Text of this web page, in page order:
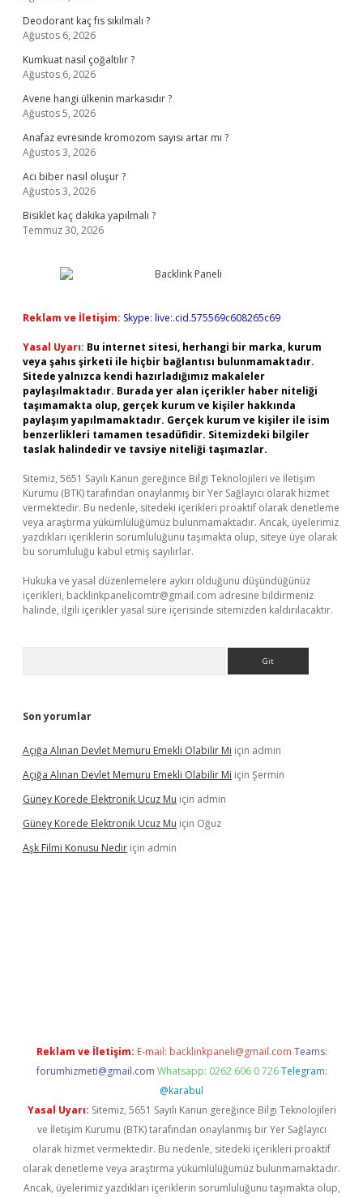
Deodorant kaç fıs sıkılmalı ?
Ağustos 6, 2026
Kumkuat nasıl çoğaltılır ?
Ağustos 6, 2026
Avene hangi ülkenin markasıdır ?
Ağustos 5, 2026
Anafaz evresinde kromozom sayısı artar mı ?
Ağustos 3, 2026
Acı biber nasıl oluşur ?
Ağustos 3, 2026
Bisiklet kaç dakika yapılmalı ?
Temmuz 30, 2026
Reklam ve İletişim: Skype: live:.cid.575569c608265c69
Yasal Uyarı: Bu internet sitesi, herhangi bir marka, kurum
veya şahıs şirketi ile hiçbir bağlantısı bulunmamaktadır.
Sitede yalnızca kendi hazırladığımız makaleler
paylaşılmaktadır. Burada yer alan içerikler haber niteliği
taşımamakta olup, gerçek kurum ve kişiler hakkında
paylaşım yapılmamaktadır. Gerçek kurum ve kişiler ile isim
benzerlikleri tamamen tesadüfidir. Sitemizdeki bilgiler
taslak halindedir ve tavsiye niteliği taşımazlar.
Sitemiz, 5651 Sayılı Kanun gereğince Bilgi Teknolojileri ve İletişim
Kurumu (BTK) tarafından onaylanmış bir Yer Sağlayıcı olarak hizmet
vermektedir. Bu nedenle, sitedeki içerikleri proaktif olarak denetleme
veya araştırma yükümlülüğümüz bulunmamaktadır. Ancak, üyelerimiz
yazdıkları içeriklerin sorumluluğunu taşımakta olup, siteye üye olarak
bu sorumluluğu kabul etmiş sayılırlar.
Hukuka ve yasal düzenlemelere aykırı olduğunu düşündüğünüz
içerikleri, backlinkpanelicomtr@gmail.com adresine bildirmeniz
halinde, ilgili içerikler yasal süre içerisinde sitemizden kaldırılacaktır.
Son yorumlar
Açığa Alınan Devlet Memuru Emekli Olabilir Mi için admin
Açığa Alınan Devlet Memuru Emekli Olabilir Mi için Şermin
Güney Korede Elektronik Ucuz Mu için admin
Güney Korede Elektronik Ucuz Mu için Oğuz
Aşk Filmi Konusu Nedir için admin
Reklam ve İletişim: E-mail: backlinkpaneli@gmail.com Teams:
forumhizmeti@gmail.com Whatsapp: 0262 606 0 726 Telegram:
@karabul
Yasal Uyarı: Sitemiz, 5651 Sayılı Kanun gereğince Bilgi Teknolojileri
ve İletişim Kurumu (BTK) tarafından onaylanmış bir Yer Sağlayıcı
olarak hizmet vermektedir. Bu nedenle, sitedeki içerikleri proaktif
olarak denetleme veya araştırma yükümlülüğümüz bulunmamaktadır.
Ancak, üyelerimiz yazdıkları içeriklerin sorumluluğunu taşımakta olup,